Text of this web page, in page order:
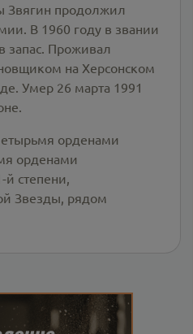
Звягин продолжил
В 1960 году в звании
запас. Проживал
на Херсонском
Умер 26 марта 1991
орденами
орденами
й степени,
Звезды, рядом